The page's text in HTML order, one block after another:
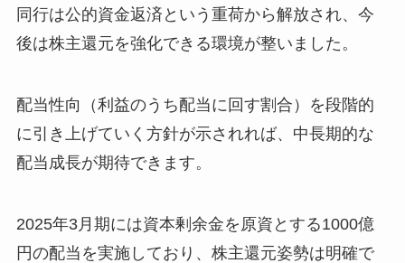
同行は公的資金返済という重荷から解放され、今
後は株主還元を強化できる環境が整いました。
配当性向（利益のうち配当に回す割合）を段階的
に引き上げていく方針が示されれば、中長期的な
配当成長が期待できます。
2025年3月期には資本剰余金を原資とする1000億
円の配当を実施しており、株主還元姿勢は明確で